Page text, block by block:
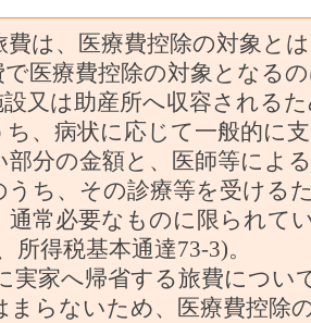
費は、医療費控除の対象と
医療費控除の対象となる
設又は助産所へ収容される
、病状に応じて一般的に
分の金額と、医師等によ
うち、その診療等を受ける
通常必要なものに限られて
所得税基本通達73-3)。
家へ帰省する旅費につい
まらないため、医療費控除